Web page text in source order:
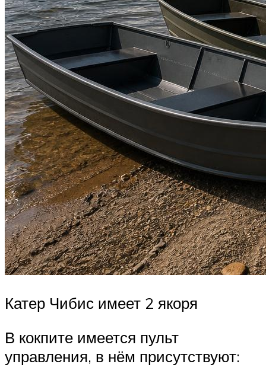
Катер Чибис имеет 2 якоря
В кокпите имеется пульт
управления, в нём присутствуют: